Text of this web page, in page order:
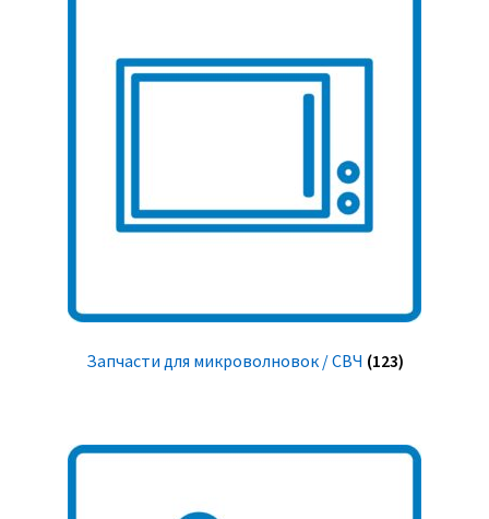
Запчасти для микроволновок / СВЧ (123)